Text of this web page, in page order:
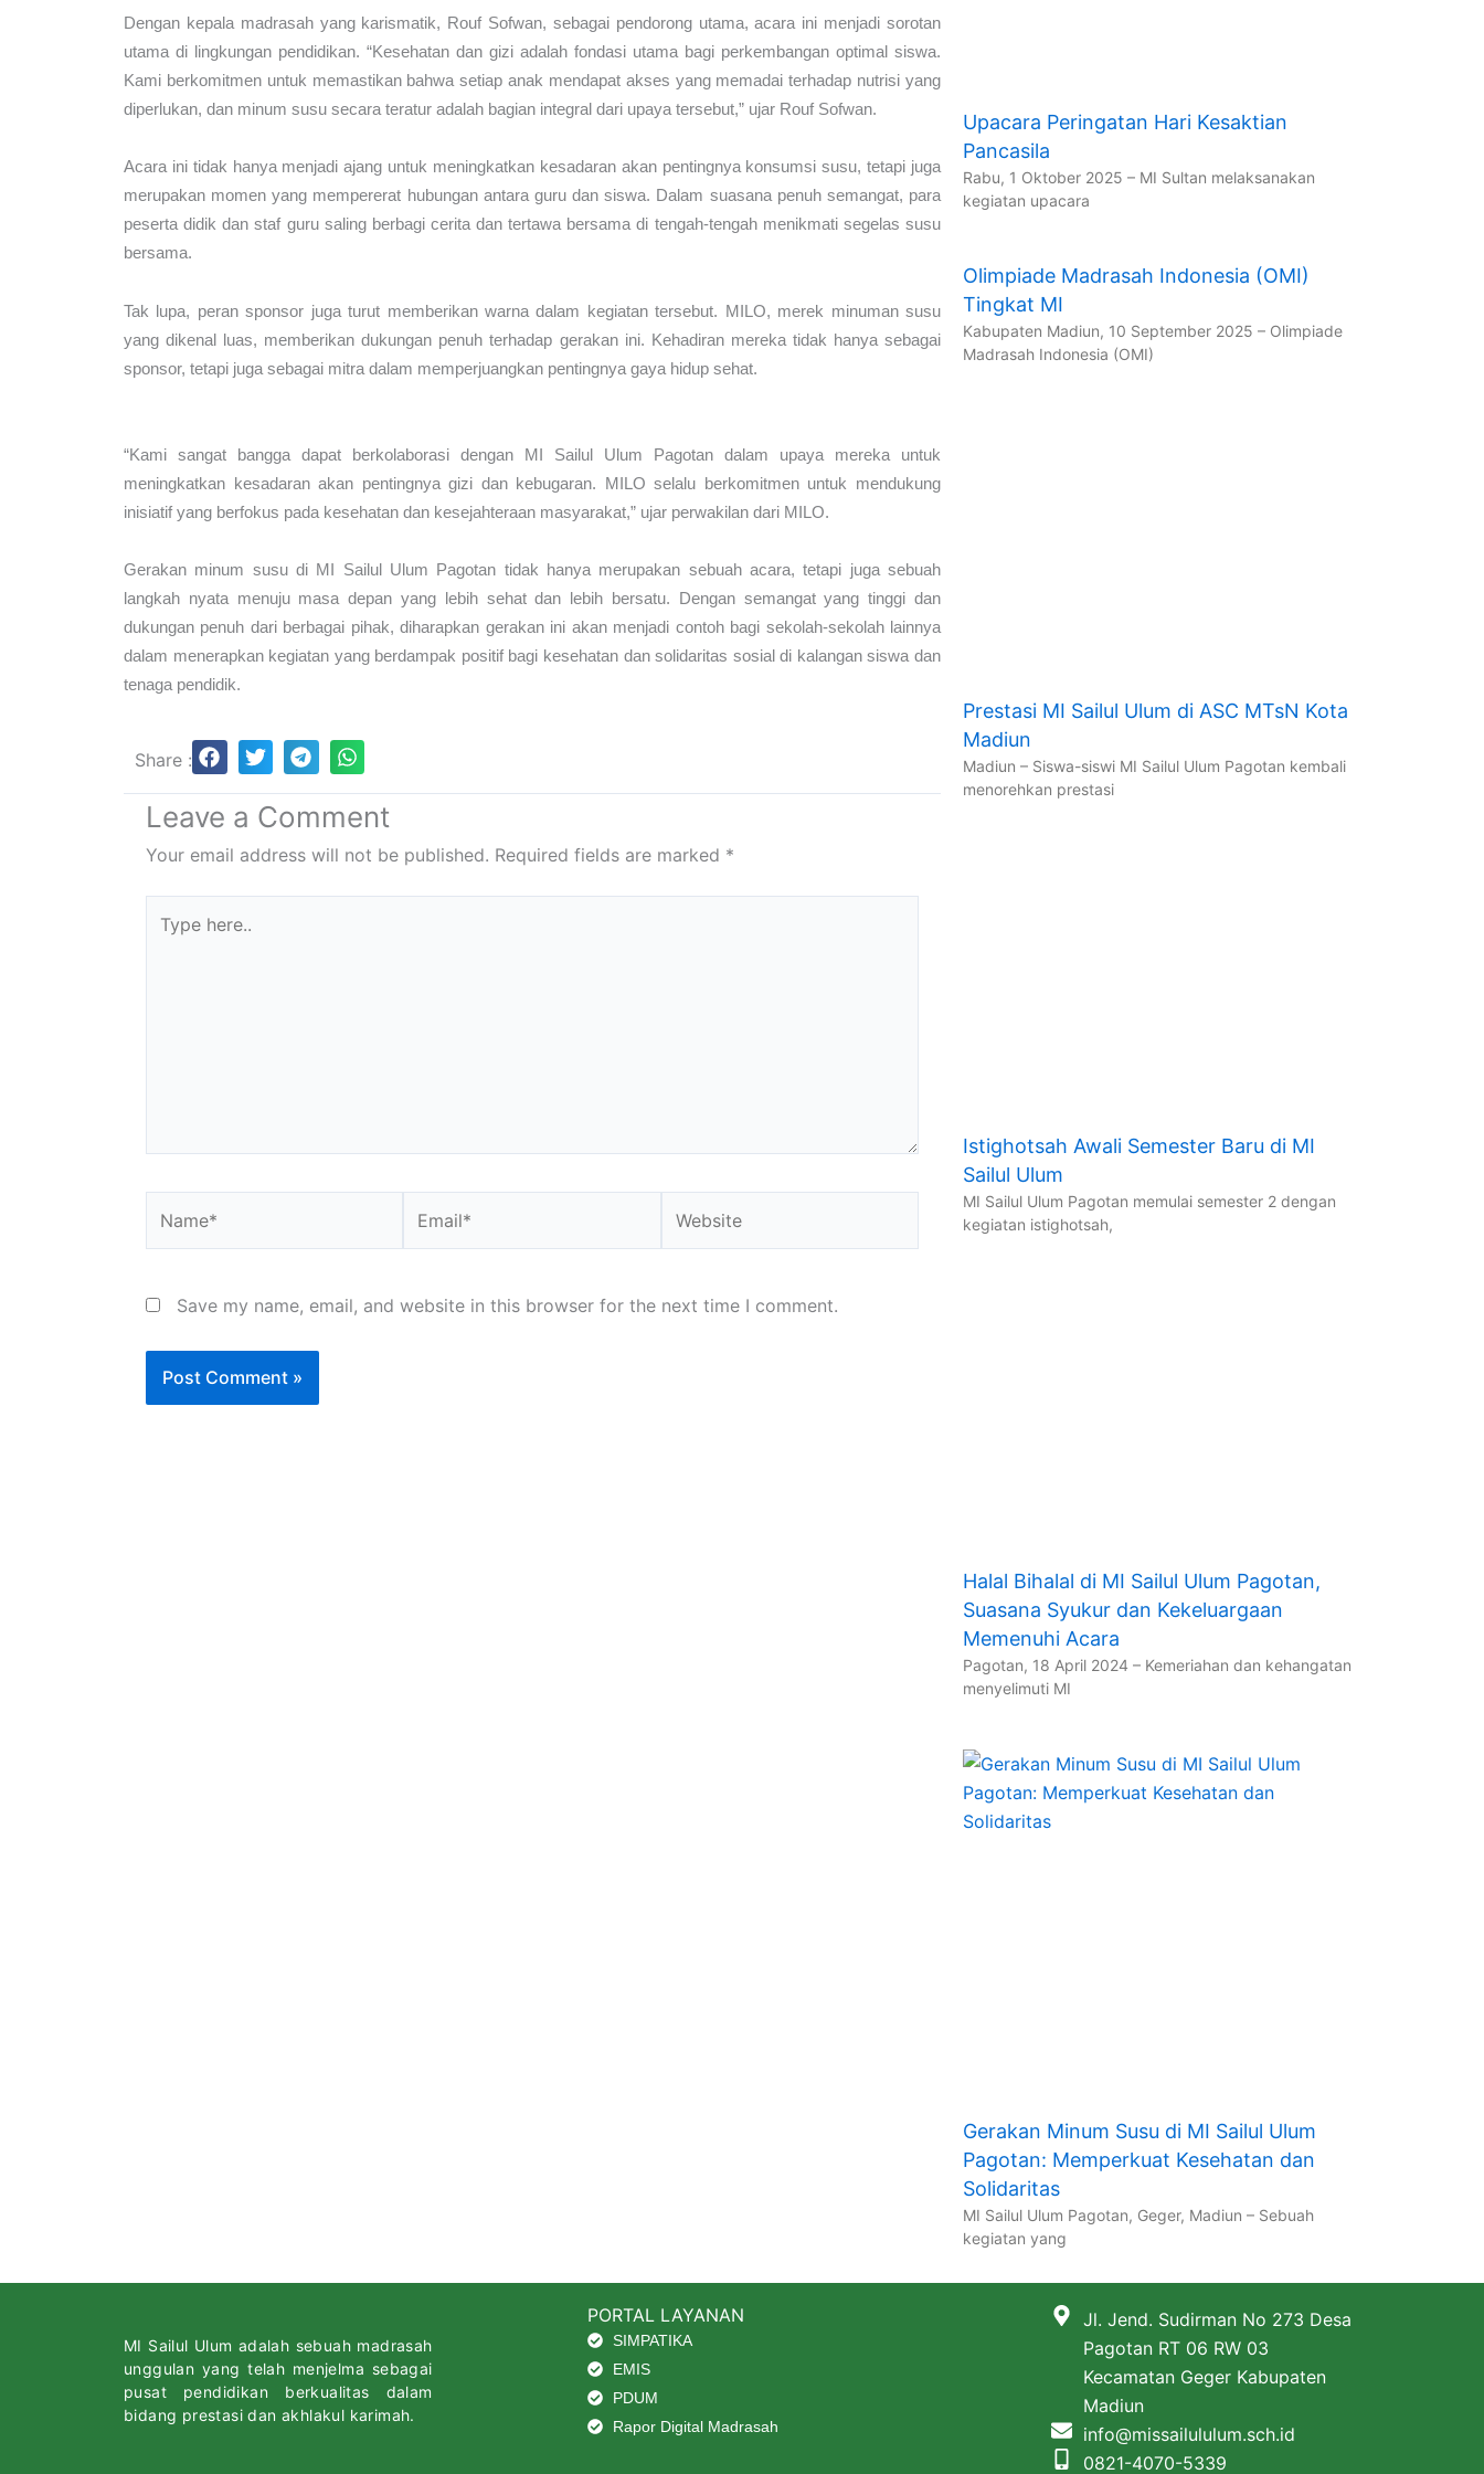
Dengan kepala madrasah yang karismatik, Rouf Sofwan, sebagai pendorong utama, acara ini menjadi sorotan
utama di lingkungan pendidikan. “Kesehatan dan gizi adalah fondasi utama bagi perkembangan optimal siswa.
Kami berkomitmen untuk memastikan bahwa setiap anak mendapat akses yang memadai terhadap nutrisi yang
diperlukan, dan minum susu secara teratur adalah bagian integral dari upaya tersebut,” ujar Rouf Sofwan.
Acara ini tidak hanya menjadi ajang untuk meningkatkan kesadaran akan pentingnya konsumsi susu, tetapi juga
merupakan momen yang mempererat hubungan antara guru dan siswa. Dalam suasana penuh semangat, para
peserta didik dan staf guru saling berbagi cerita dan tertawa bersama di tengah-tengah menikmati segelas susu
bersama.
Tak lupa, peran sponsor juga turut memberikan warna dalam kegiatan tersebut. MILO, merek minuman susu
yang dikenal luas, memberikan dukungan penuh terhadap gerakan ini. Kehadiran mereka tidak hanya sebagai
sponsor, tetapi juga sebagai mitra dalam memperjuangkan pentingnya gaya hidup sehat.
“Kami sangat bangga dapat berkolaborasi dengan MI Sailul Ulum Pagotan dalam upaya mereka untuk
meningkatkan kesadaran akan pentingnya gizi dan kebugaran. MILO selalu berkomitmen untuk mendukung
inisiatif yang berfokus pada kesehatan dan kesejahteraan masyarakat,” ujar perwakilan dari MILO.
Gerakan minum susu di MI Sailul Ulum Pagotan tidak hanya merupakan sebuah acara, tetapi juga sebuah
langkah nyata menuju masa depan yang lebih sehat dan lebih bersatu. Dengan semangat yang tinggi dan
dukungan penuh dari berbagai pihak, diharapkan gerakan ini akan menjadi contoh bagi sekolah-sekolah lainnya
dalam menerapkan kegiatan yang berdampak positif bagi kesehatan dan solidaritas sosial di kalangan siswa dan
tenaga pendidik.
Share :
Leave a Comment
Your email address will not be published. Required fields are marked *
here..
Save my name, email, and website in this browser for the next time I comment.
Upacara Peringatan Hari Kesaktian
Pancasila
Rabu, 1 Oktober 2025 – MI Sultan melaksanakan
kegiatan upacara
Olimpiade Madrasah Indonesia (OMI)
Tingkat MI
Kabupaten Madiun, 10 September 2025 – Olimpiade
Madrasah Indonesia (OMI)
Prestasi MI Sailul Ulum di ASC MTsN Kota
Madiun
Madiun – Siswa-siswi MI Sailul Ulum Pagotan kembali
menorehkan prestasi
Istighotsah Awali Semester Baru di MI
Sailul Ulum
MI Sailul Ulum Pagotan memulai semester 2 dengan
kegiatan istighotsah,
Halal Bihalal di MI Sailul Ulum Pagotan,
Suasana Syukur dan Kekeluargaan
Memenuhi Acara
Pagotan, 18 April 2024 – Kemeriahan dan kehangatan
menyelimuti MI
Gerakan Minum Susu di MI Sailul Ulum
Pagotan: Memperkuat Kesehatan dan
Solidaritas
MI Sailul Ulum Pagotan, Geger, Madiun – Sebuah
kegiatan yang
MI Sailul Ulum adalah sebuah madrasah
unggulan yang telah menjelma sebagai
pusat pendidikan berkualitas dalam
bidang prestasi dan akhlakul karimah.
PORTAL LAYANAN
SIMPATIKA
EMIS
PDUM
Rapor Digital Madrasah
Jl. Jend. Sudirman No 273 Desa
Pagotan RT 06 RW 03
Kecamatan Geger Kabupaten
Madiun
info@missailululum.sch.id
0821-4070-5339